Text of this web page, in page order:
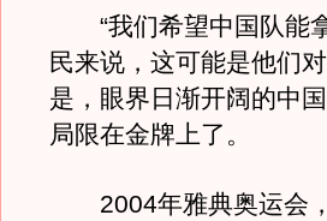
“我们希望中国队能拿
民来说，这可能是他们
是，眼界日渐开阔的中
局限在金牌上了。
2004年雅典奥运会，